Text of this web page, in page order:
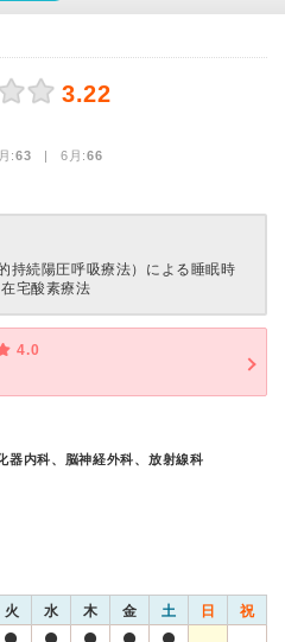
3.22
:63 | 6月:66
持続陽圧呼吸療法）による睡眠時
宅酸素療法
4.0
器内科、脳神経外科、放射線科
火 水 木 金 土 日 祝